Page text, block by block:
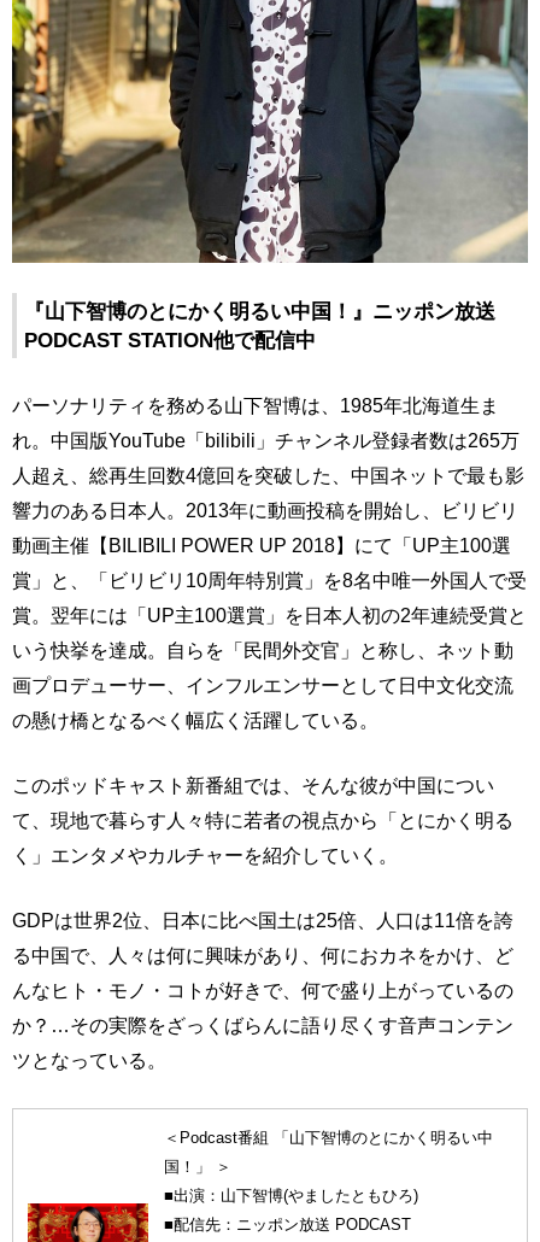
『山下智博のとにかく明るい中国！』ニッポン放送
PODCAST STATION他で配信中
パーソナリティを務める山下智博は、1985年北海道生ま
れ。中国版YouTube「bilibili」チャンネル登録者数は265万
人超え、総再生回数4億回を突破した、中国ネットで最も影
響力のある日本人。2013年に動画投稿を開始し、ビリビリ
動画主催【BILIBILI POWER UP 2018】にて「UP主100選
賞」と、「ビリビリ10周年特別賞」を8名中唯一外国人で受
賞。翌年には「UP主100選賞」を日本人初の2年連続受賞と
いう快挙を達成。自らを「民間外交官」と称し、ネット動
画プロデューサー、インフルエンサーとして日中文化交流
の懸け橋となるべく幅広く活躍している。
このポッドキャスト新番組では、そんな彼が中国につい
て、現地で暮らす人々特に若者の視点から「とにかく明る
く」エンタメやカルチャーを紹介していく。
GDPは世界2位、日本に比べ国土は25倍、人口は11倍を誇
る中国で、人々は何に興味があり、何におカネをかけ、ど
んなヒト・モノ・コトが好きで、何で盛り上がっているの
か？…その実際をざっくばらんに語り尽くす音声コンテン
ツとなっている。
＜Podcast番組 「山下智博のとにかく明るい中
国！」 ＞
■出演：山下智博(やましたともひろ)
■配信先：ニッポン放送 PODCAST